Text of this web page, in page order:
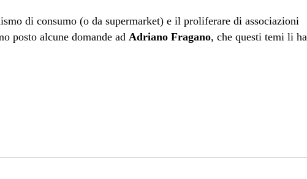
di consumo (o da supermarket) e il proliferare di associazioni
posto alcune domande ad Adriano Fragano, che questi temi li ha